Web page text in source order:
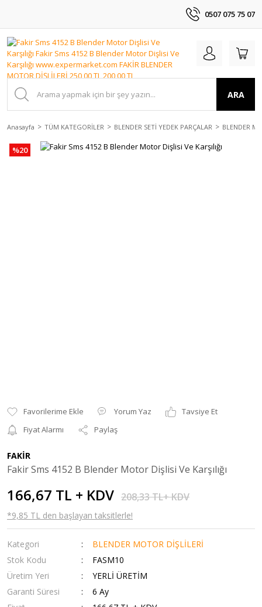
0507 075 75 07
ARA
Anasayfa TÜM KATEGORİLER BLENDER SETİ YEDEK PARÇALAR BLENDER
%20
Yorum Yaz
Tavsiye Et
Fiyat Alarmı
Paylaş
FAKİR
Fakir Sms 4152 B Blender Motor Dişlisi Ve Karşılığı
166,67 TL + KDV 208,33 TL+ KDV
*9,85 TL den başlayan taksitlerle!
Kategori
BLENDER MOTOR DİŞLİLERİ
Stok Kodu
FASM10
Üretim Yeri
YERLİ ÜRETİM
Garanti Süresi
6 Ay